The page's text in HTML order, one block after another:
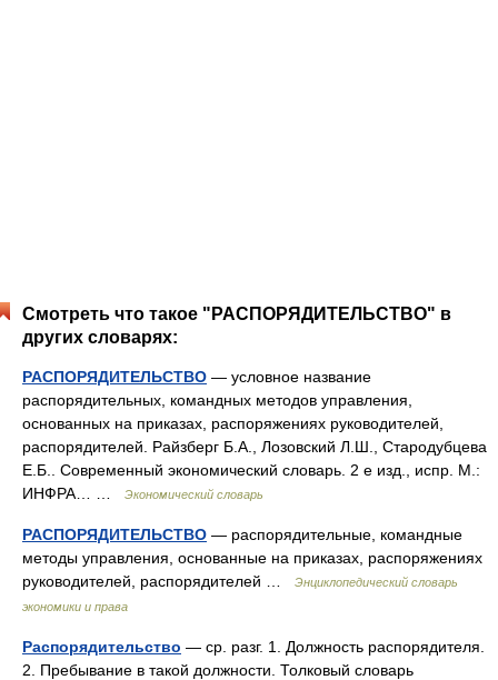
Смотреть что такое "РАСПОРЯДИТЕЛЬСТВО" в
других словарях:
РАСПОРЯДИТЕЛЬСТВО — условное название
распорядительных, командных методов управления,
основанных на приказах, распоряжениях руководителей,
распорядителей. Райзберг Б.А., Лозовский Л.Ш., Стародубцева
Е.Б.. Современный экономический словарь. 2 е изд., испр. М.:
ИНФРА… …
Экономический словарь
РАСПОРЯДИТЕЛЬСТВО — распорядительные, командные
методы управления, основанные на приказах, распоряжениях
руководителей, распорядителей …
Энциклопедический словарь
экономики и права
Распорядительство — ср. разг. 1. Должность распорядителя.
2. Пребывание в такой должности. Толковый словарь